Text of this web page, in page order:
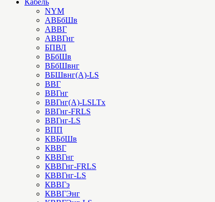
Кабель
NYM
АВБбШв
АВВГ
АВВГнг
БПВЛ
ВБбШв
ВБбШвнг
ВБШвнг(А)-LS
ВВГ
ВВГнг
ВВГнг(А)-LSLTx
ВВГнг-FRLS
ВВГнг-LS
ВПП
КВБбШв
КВВГ
КВВГнг
КВВГнг-FRLS
КВВГнг-LS
КВВГэ
КВВГЭнг